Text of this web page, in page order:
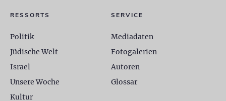
RESSORTS
Politik
Jüdische Welt
Israel
Unsere Woche
Kultur
SERVICE
Mediadaten
Fotogalerien
Autoren
Glossar